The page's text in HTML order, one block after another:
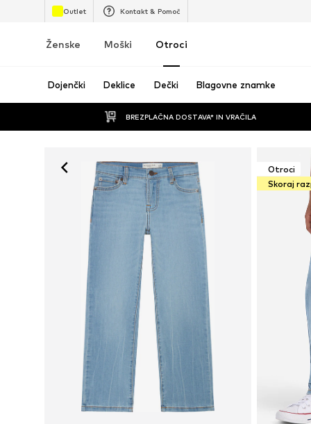
Outlet Kontakt & Pomoč
Ženske Moški Otroci
Dojenčki Deklice Dečki Blagovne znamke
BREZPLAČNA DOSTAVA* IN VRAČILA
Otroci
Skoraj